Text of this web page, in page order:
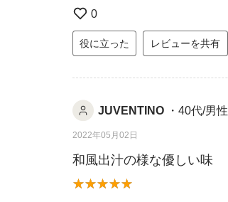
0
役に立った レビューを共有
JUVENTINO ・40代/男性
2022年05月02日
和風出汁の様な優しい味